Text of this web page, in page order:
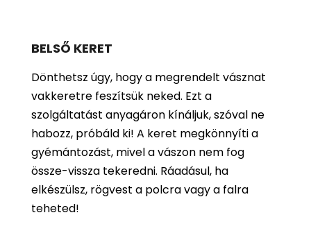
BELSŐ KERET
Dönthetsz úgy, hogy a megrendelt vásznat
vakkeretre feszítsük neked. Ezt a
szolgáltatást anyagáron kínáljuk, szóval ne
habozz, próbáld ki! A keret megkönnyíti a
gyémántozást, mivel a vászon nem fog
össze-vissza tekeredni. Ráadásul, ha
elkészülsz, rögvest a polcra vagy a falra
teheted!